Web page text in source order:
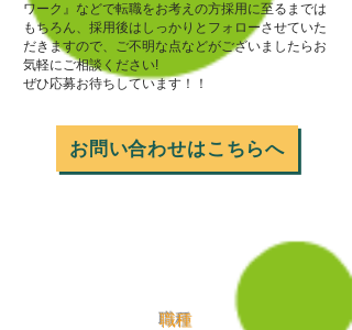
ワーク』などで転職をお考えの方採用に至るまでは
もちろん、採用後はしっかりとフォローさせていた
だきますので、ご不明な点などがございましたらお
気軽にご相談ください!
ぜひ応募お待ちしています！！
お問い合わせはこちらへ
職種